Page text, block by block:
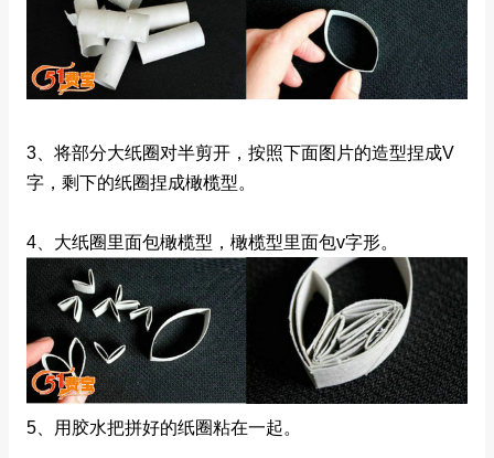
3、将部分大纸圈对半剪开，按照下面图片的造型捏成V
字，剩下的纸圈捏成橄榄型。
4、大纸圈里面包橄榄型，橄榄型里面包v字形。
5、用胶水把拼好的纸圈粘在一起。